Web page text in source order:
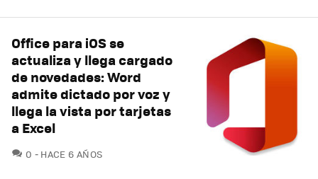
Office para iOS se
actualiza y llega cargado
de novedades: Word
admite dictado por voz y
llega la vista por tarjetas
a Excel
0 COMENTARIOS
HACE 6 AÑOS